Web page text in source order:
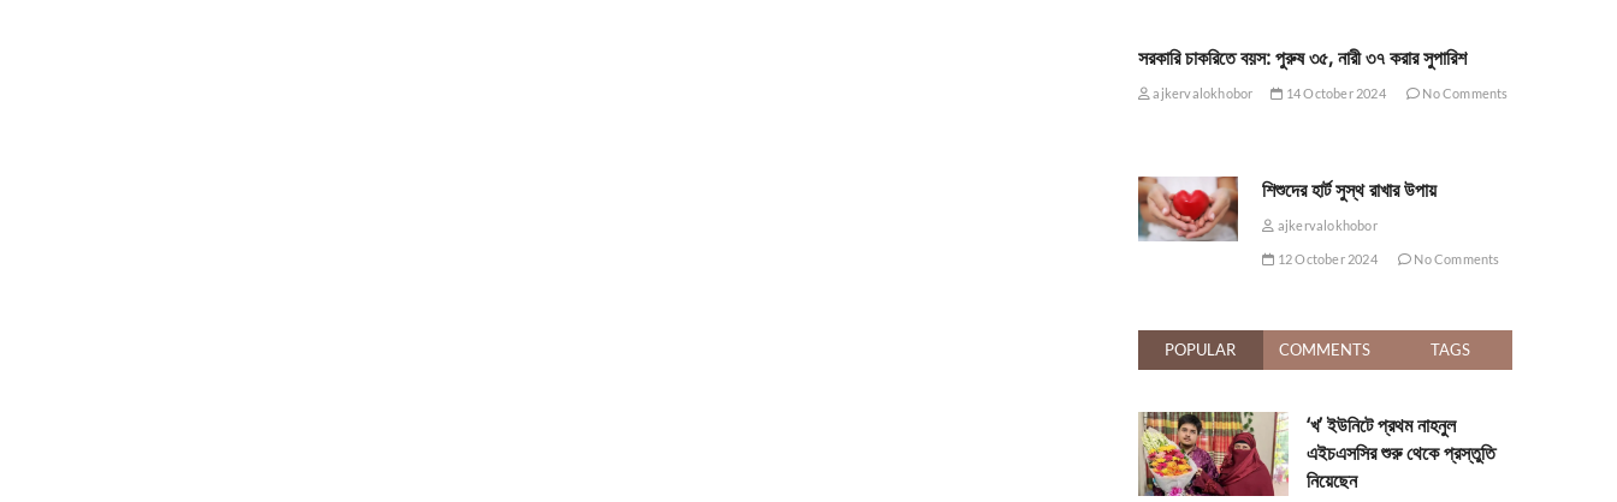
সরকারি চাকরিতে বয়স: পুরুষ ৩৫, নারী ৩৭ করার সুপারিশ
ajkervalokhobor 14 October 2024 No Comments
শিশুদের হার্ট সুস্থ রাখার উপায়
ajkervalokhobor
12 October 2024 No Comments
POPULAR COMMENTS TAGS
‘খ’ ইউনিটে প্রথম নাহনুল
এইচএসসির শুরু থেকে প্রস্তুতি
নিয়েছেন